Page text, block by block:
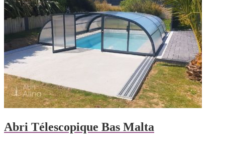
Abri Télescopique Bas Malta